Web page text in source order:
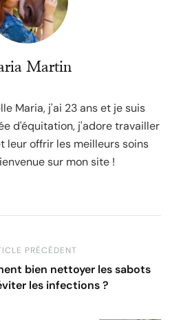
Martin
Maria, j'ai 23 ans et je suis
d'équitation, j'adore travailler
leur offrir les meilleurs soins
sur mon site !
PRÉCÉDENT
bien nettoyer les sabots
les infections ?